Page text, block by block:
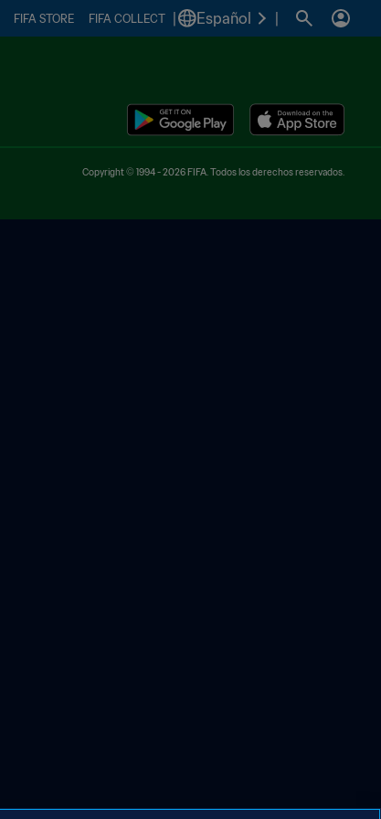
FIFA STORE FIFA COLLECT Español
Copyright © 1994 - 2026 FIFA. Todos los derechos reservados.